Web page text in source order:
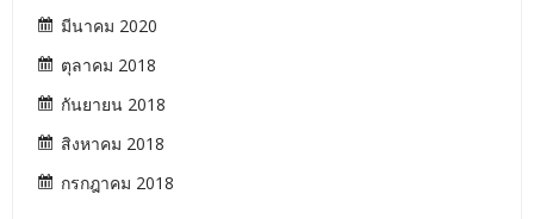
มีนาคม 2020
ตุลาคม 2018
กันยายน 2018
สิงหาคม 2018
กรกฎาคม 2018